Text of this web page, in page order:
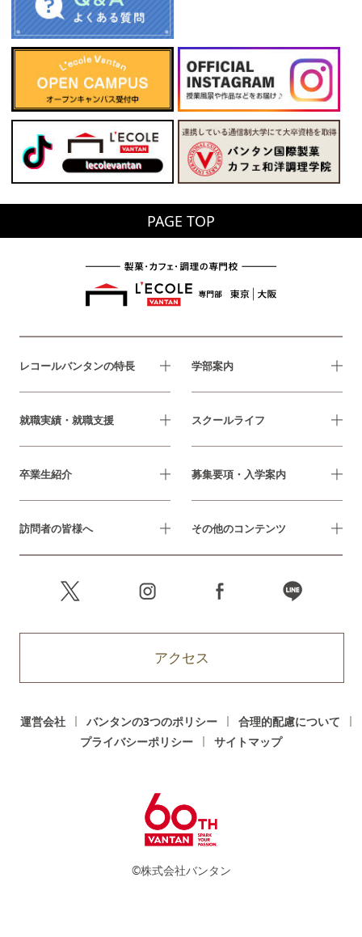
PAGE TOP
レコールバンタンの特長 学部案内
就職実績・就職支援 スクールライフ
卒業生紹介 募集要項・入学案内
訪問者の皆様へ その他のコンテンツ
アクセス
運営会社 バンタンの3つのポリシー
合理的配慮について
プライバシーポリシー
サイトマップ
©株式会社バンタン